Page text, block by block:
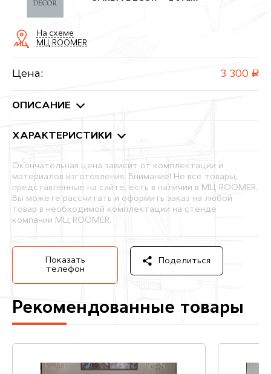
На схеме
МЦ ROOMER
Цена: 3 300 руб.
ОПИСАНИЕ
ХАРАКТЕРИСТИКИ
Окончательная цена зависит от комплектации и
материалов изготовления. Внимание! Не все товары,
представленные на сайте, есть в наличии в МЦ ROOMER.
Вы можете рассчитать и оформить заказ на любой
товар в необходимой комплектации на стенде
компании МЦ ROOMER.
Показать
телефон
Поделиться
Рекомендованные товары